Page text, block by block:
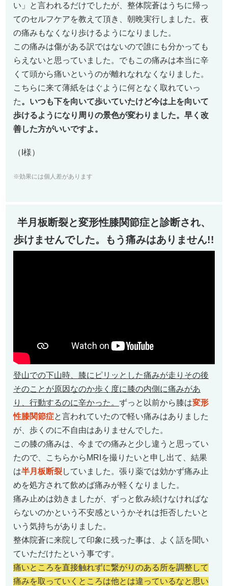
い」と言われるだけでしたが、整体院蒼はうちに帰っ
てのセルフケアを教えて頂き、朝晩実行しました。夜
の痛みもなくなり歩けるようになりました。
この痛みは傷がある訳ではないので誰にも分かっても
らえないと思っていました。でもこの痛みは本当に辛
くて頭から痛いというのが離れなれなくなりました。
こちらに来て薄紙をはぐように何となく取れていっ
た。いつも下を向いて歩いていたけど今は上を向いて
歩けるようになり周りの景色が変わりました。早く改
善した方がいいですよ。
（I様）
※効果には個人差があります
半月板断裂と変形性膝関節症と診断され、
歩けませんでした。
もう痛みはありません!!
登山での下山時、膝にピリッとした痛みが走りその後
そのことが原因なのか歩く度に膝の内側に痛みがあ
り、行動するのに辛かった。 ずっと以前から膝は変形
性膝関節症と言われていたので軽い痛みはありました
が、歩くのに不自由はありませんでした。
この膝の痛みは、今までの痛みと少し違うと思ってい
たので、こちらからMRIを撮りたいと申し出て、結果
は半月板断裂していました。張り薬では効かず痛み止
めを処方されて飲めば痛みが軽くなりました。
痛み止めは効きましたが、ずっと飲み続けなければな
らないのかという不安感というかそれは拒否したいと
いう気持ちがありました。
整体院蒼に来院して印象に残った事は、よく話を聞い
ていただけたという事です。
痛いところを直接触れずに繋がりのある所を調整して
痛みを取っていくところは他とは違っているなと思い